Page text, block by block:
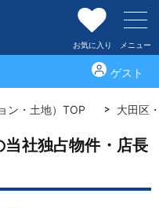
お気に入り メニュー
ゲスト
ン・土地）TOP 大田区
社独占物件・店長